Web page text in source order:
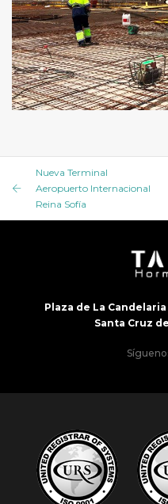
Nueva Terminal
Aeropuerto Internacional
Reina Sofía
Plaza de La
Santa Cruz